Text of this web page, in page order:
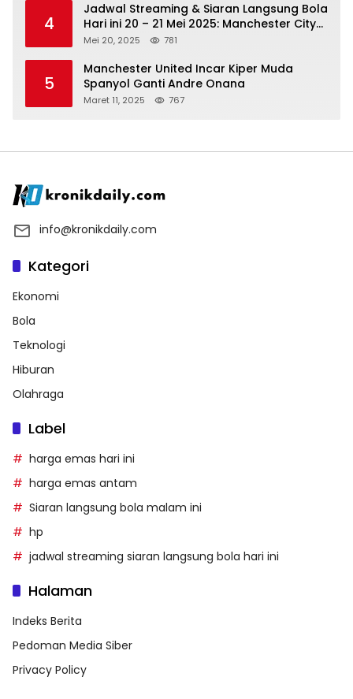
4
Jadwal Streaming & Siaran Langsung Bola
Hari ini 20 – 21 Mei 2025: Manchester City
vs Bournemouth
Mei 20, 2025 781
5
Manchester United Incar Kiper Muda
Spanyol Ganti Andre Onana
Maret 11, 2025 767
info@kronikdaily.com
Kategori
Ekonomi
Bola
Teknologi
Hiburan
Olahraga
Label
harga emas hari ini
harga emas antam
Siaran langsung bola malam ini
hp
jadwal streaming siaran langsung bola hari ini
Halaman
Indeks Berita
Pedoman Media Siber
Privacy Policy